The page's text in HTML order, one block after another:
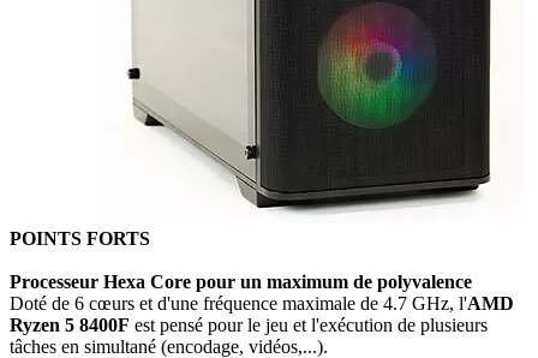
POINTS FORTS
Processeur Hexa Core pour un maximum de polyvalence
Doté de 6 cœurs et d'une fréquence maximale de 4.7 GHz, l'AMD
Ryzen 5 8400F est pensé pour le jeu et l'exécution de plusieurs
tâches en simultané (encodage, vidéos,...).